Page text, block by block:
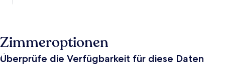
Zimmeroptionen
Überprüfe die Verfügbarkeit für diese Daten